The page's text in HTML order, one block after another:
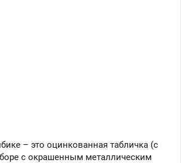
– это оцинкованная табличка (с
с окрашенным металлическим